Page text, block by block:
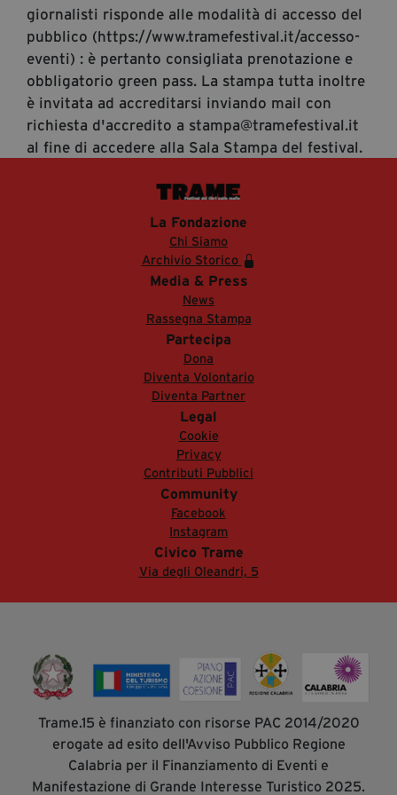
giornalisti risponde alle modalità di accesso del
pubblico (https://www.tramefestival.it/accesso-
eventi) : è pertanto consigliata prenotazione e
obbligatorio green pass. La stampa tutta inoltre
è invitata ad accreditarsi inviando mail con
richiesta d'accredito a stampa@tramefestival.it
al fine di accedere alla Sala Stampa del festival.
La Fondazione
Chi Siamo
Archivio Storico
Media & Press
News
Rassegna Stampa
Partecipa
Dona
Diventa Volontario
Diventa Partner
Legal
Cookie
Privacy
Contributi Pubblici
Community
Facebook
Instagram
Civico Trame
Via degli Oleandri, 5
Trame.15 è finanziato con risorse PAC 2014/2020
erogate ad esito dell'Avviso Pubblico Regione
Calabria per il Finanziamento di Eventi e
Manifestazione di Grande Interesse Turistico 2025.